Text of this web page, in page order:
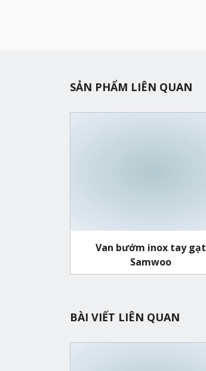
SẢN PHẨM LIÊN QUAN
Van bướm inox tay gạt
Samwoo
BÀI VIẾT LIÊN QUAN